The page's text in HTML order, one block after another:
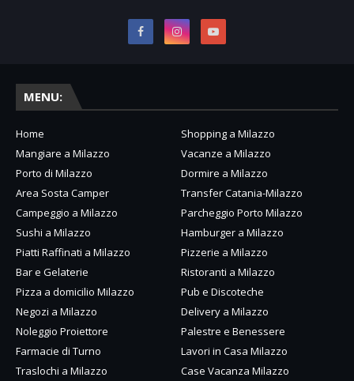
MENU:
Home
Shopping a Milazzo
Mangiare a Milazzo
Vacanze a Milazzo
Porto di Milazzo
Dormire a Milazzo
Area Sosta Camper
Transfer Catania-Milazzo
Campeggio a Milazzo
Parcheggio Porto Milazzo
Sushi a Milazzo
Hamburger a Milazzo
Piatti Raffinati a Milazzo
Pizzerie a Milazzo
Bar e Gelaterie
Ristoranti a Milazzo
Pizza a domicilio Milazzo
Pub e Discoteche
Negozi a Milazzo
Delivery a Milazzo
Noleggio Proiettore
Palestre e Benessere
Farmacie di Turno
Lavori in Casa Milazzo
Traslochi a Milazzo
Case Vacanza Milazzo